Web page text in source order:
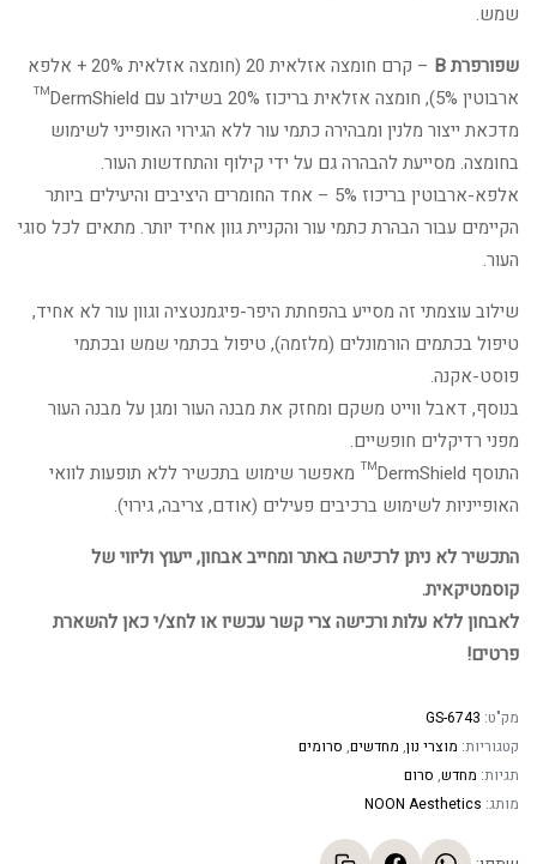
שמש.
שפורפרת B
– קרם חומצה אזלאית 20 (חומצה אזלאית 20% + אלפא
ארבוטין 5%), חומצה אזלאית בריכוז 20% בשילוב עם DermShield™
מדכאת ייצור מלנין ומבהירה כתמי עור ללא הגירוי האופייני לשימוש
בחומצה. מסייעת להבהרה גם על ידי קילוף והתחדשות העור.
אלפא-ארבוטין בריכוז 5% – אחד החומרים היציבים והיעילים ביותר
הקיימים עבור הבהרת כתמי עור והקניית גוון אחיד יותר. מתאים לכל סוגי
העור.
שילוב עוצמתי זה מסייע בהפחתת היפר-פיגמנטציה וגוון עור לא אחיד,
טיפול בכתמים הורמונלים (מלזמה), טיפול בכתמי שמש ובכתמי
פוסט-אקנה.
בנוסף, דאבל ווייט משקם ומחזק את מבנה העור ומגן על מבנה העור
מפני רדיקלים חופשיים.
התוסף DermShield™ מאפשר שימוש בתכשיר ללא תופעות לוואי
האופייניות לשימוש ברכיבים פעילים (אודם, צריבה, גירוי).
התכשיר לא ניתן לרכישה באתר ומחייב אבחון, ייעוץ וליווי של
קוסמטיקאית.
לאבחון ללא עלות ורכישה צרי קשר עכשיו או לחצ/י כאן להשארת
פרטים!
מק"ט: GS-6743
קטגוריות: מוצרי נון, מחדשים, סרומים
תגיות: מחדש, סרום
מותג: NOON Aesthetics